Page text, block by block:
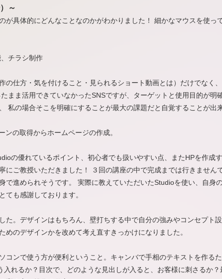
～
が具体的にどんなことなのかがわかりました！ 細かなマウスを使っ
チラシ制作
の仕方・気を付けること・見られるショート動画とは）だけでなく
まま活用できていなかったSNSですが、ターゲットと使用目的が明
私の場合そこを明確にすることが最大の課題だと自覚することが出
ンの取得からホームページの作成。
の優れているポイント、初心者でも扱いやすい点、またHPを作成
にご教授いただきました！ ３回の講座の中で完成までは行きません
で進められそうです。 実際に教えていただいたStudioを使い、自身
ても感謝しております。
た。デザインはもちろん、壁打ちする中で自分の強みやコンセプト
めのデザインかを改めて考え直すきっかけになりました。
コンで使う方が便利ということ。キャンバで手相のテキストを作る
れるか？目次で、どのような見出しが入ると、お客様に刺さるか